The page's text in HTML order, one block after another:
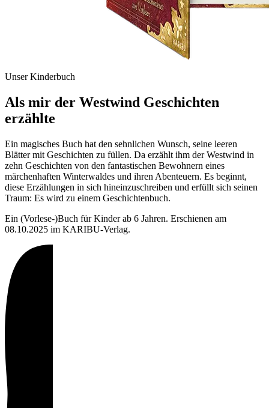
Unser Kinderbuch
Als mir der Westwind Geschichten
erzählte
Ein magisches Buch hat den sehnlichen Wunsch, seine leeren
Blätter mit Geschichten zu füllen. Da erzählt ihm der Westwind in
zehn Geschichten von den fantastischen Bewohnern eines
märchenhaften Winterwaldes und ihren Abenteuern. Es beginnt,
diese Erzählungen in sich hineinzuschreiben und erfüllt sich seinen
Traum: Es wird zu einem Geschichtenbuch.
Ein (Vorlese-)Buch für Kinder ab 6 Jahren. Erschienen am
08.10.2025 im KARIBU-Verlag.